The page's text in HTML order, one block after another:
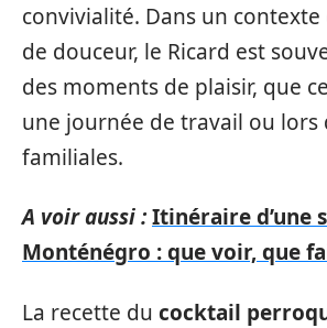
convivialité. Dans un
de douceur, le Ricard est
des moments de plaisir, que
une journée de travail ou lors
familiales.
A voir aussi :Itinéraire d’une
Monténégro : que voir, que
La recette du cocktail